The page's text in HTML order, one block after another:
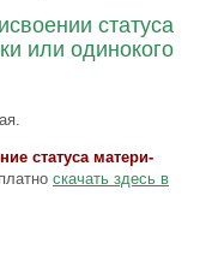
статуса
или одинокого
статуса матери-
скачать здесь в